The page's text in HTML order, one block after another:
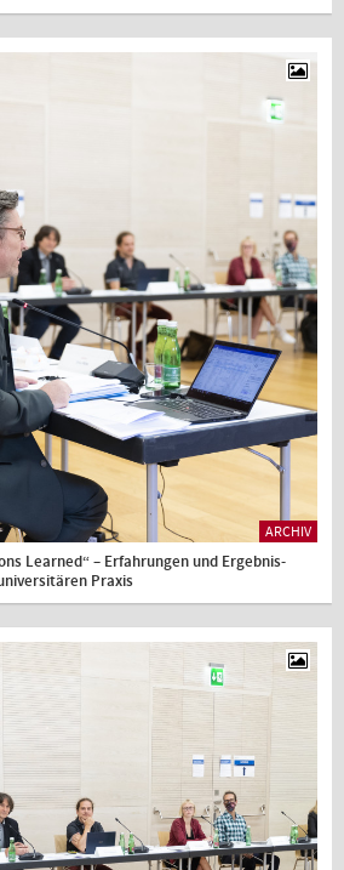
ARCHIV
Learned“ – Erfahrungen und Ergebnis-
Praxis